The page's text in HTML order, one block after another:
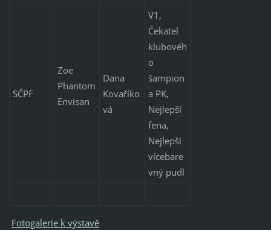
SČPF
Zoe
Phantom
Envisan
Dana
Kovaříko
vá
V1,
Čekatel
klubovéh
o
šampion
a PK,
Nejlepší
fena,
Nejlepší
vícebare
vný pudl
Fotogalerie k výstavě